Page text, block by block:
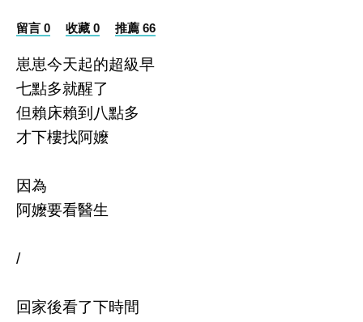
留言 0 收藏 0 推薦 66
崽崽今天起的超級早
七點多就醒了
但賴床賴到八點多
才下樓找阿嬤
因為
阿嬤要看醫生
/
回家後看了下時間